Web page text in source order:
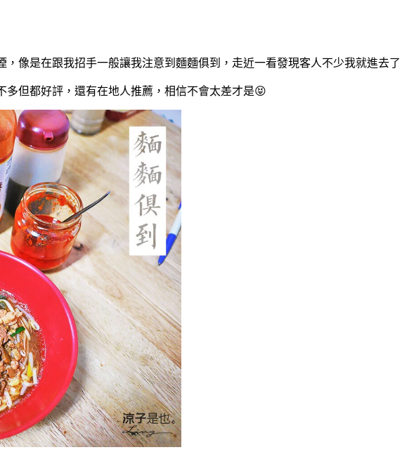
像是在跟我招手一般讓我注意到麵麵俱到，走近一看發現客人不少我就進去
但都好評，還有在地人推薦，相信不會太差才是😝